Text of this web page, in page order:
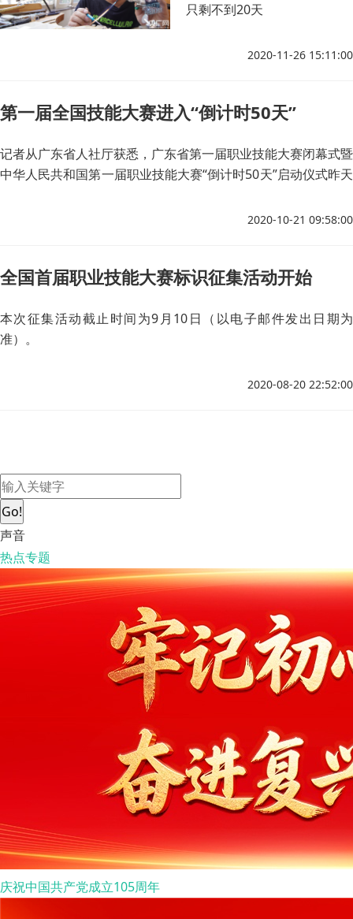
只剩不到20天
2020-11-26 15:11:00
第一届全国技能大赛进入“倒计时50天”
记者从广东省人社厅获悉，广东省第一届职业技能大赛闭幕式暨
中华人民共和国第一届职业技能大赛“倒计时50天”启动仪式昨天
幕，同时也宣告中华人民共和国第一届职业技能大赛（简称第一
能大赛标识和第一届全国技能大赛吉祥物及口号，公布了第一届
2020-10-21 09:58:00
全国首届职业技能大赛标识征集活动开始
本次征集活动截止时间为9月10日（以电子邮件发出日期为
准）。
2020-08-20 22:52:00
Go!
声音
热点专题
庆祝中国共产党成立105周年